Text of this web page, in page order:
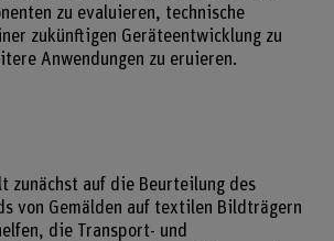
zu evaluieren, technische
zukünftigen Geräteentwicklung zu
Anwendungen zu eruieren.
zunächst auf die Beurteilung des
von Gemälden auf textilen Bildträgern
die Transport- und